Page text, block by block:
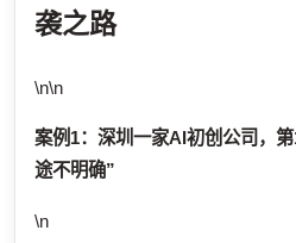
袭之路
\n\n
案例1：深圳一家AI初创公司，
途不明确”
\n